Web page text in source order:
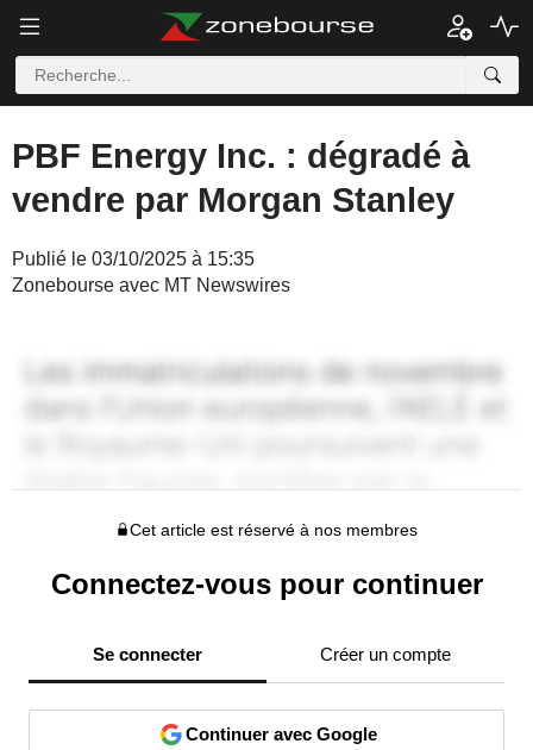
PBF Energy Inc. : dégradé à
vendre par Morgan Stanley
Publié le 03/10/2025 à 15:35
Zonebourse avec MT Newswires
Cet article est réservé à nos membres
Connectez-vous pour continuer
Se connecter Créer un compte
Continuer avec Google